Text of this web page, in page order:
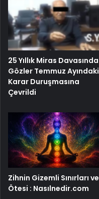
25 Yıllık Miras Davasında
Gözler Temmuz Ayındaki
Karar Duruşmasına
Çevrildi
Zihnin Gizemli Sınırları ve
Ötesi : Nasılnedir.com